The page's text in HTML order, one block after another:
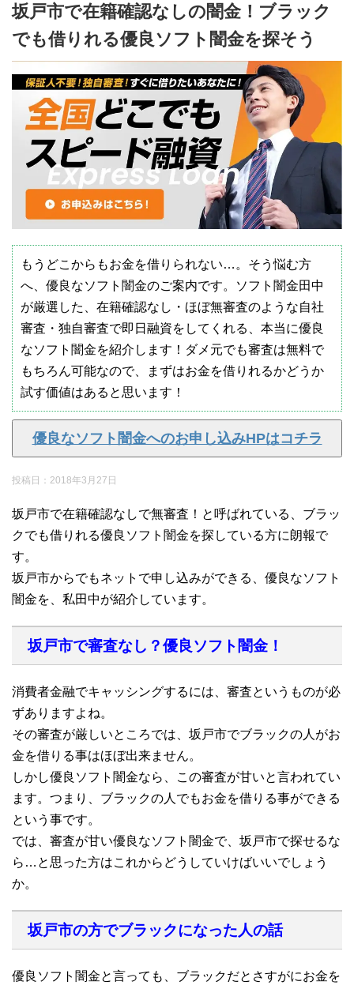
坂戸市で在籍確認なしの闇金！ブラック
でも借りれる優良ソフト闇金を探そう
もうどこからもお金を借りられない…。そう悩む方
へ、優良なソフト闇金のご案内です。ソフト闇金田中
が厳選した、在籍確認なし・ほぼ無審査のような自社
審査・独自審査で即日融資をしてくれる、本当に優良
なソフト闇金を紹介します！ダメ元でも審査は無料で
もちろん可能なので、まずはお金を借りれるかどうか
試す価値はあると思います！
優良なソフト闇金へのお申し込みHPはコチラ
投稿日： 2018年3月27日
坂戸市で在籍確認なしで無審査！と呼ばれている、ブラッ
クでも借りれる優良ソフト闇金を探している方に朗報で
す。
坂戸市からでもネットで申し込みができる、優良なソフト
闇金を、私田中が紹介しています。
坂戸市で審査なし？優良ソフト闇金！
消費者金融でキャッシングするには、審査というものが必
ずありますよね。
その審査が厳しいところでは、坂戸市でブラックの人がお
金を借りる事はほぼ出来ません。
しかし優良ソフト闇金なら、この審査が甘いと言われてい
ます。つまり、ブラックの人でもお金を借りる事ができる
という事です。
では、審査が甘い優良なソフト闇金で、坂戸市で探せるな
ら…と思った方はこれからどうしていけばいいでしょう
か。
坂戸市の方でブラックになった人の話
優良ソフト闇金と言っても、ブラックだとさすがにお金を